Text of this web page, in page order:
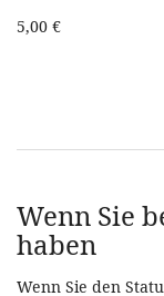
5,00 €
Wenn Sie
haben
Wenn Sie den